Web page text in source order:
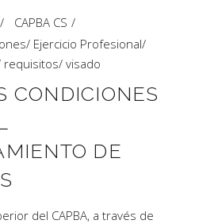
CAPBA CS
/ Ejercicio Profesional/
requisitos/ visado
CONDICIONES
DE
del CAPBA, a través de